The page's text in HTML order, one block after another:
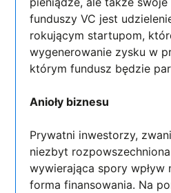
funduszy VC jest
rokującym startupom,
wygenerowanie zysku w
którym fundusz będzie
Anioły biznesu
Prywatni inwestorzy,
niezbyt
wywierająca spory wpływ
forma finansowania. Na